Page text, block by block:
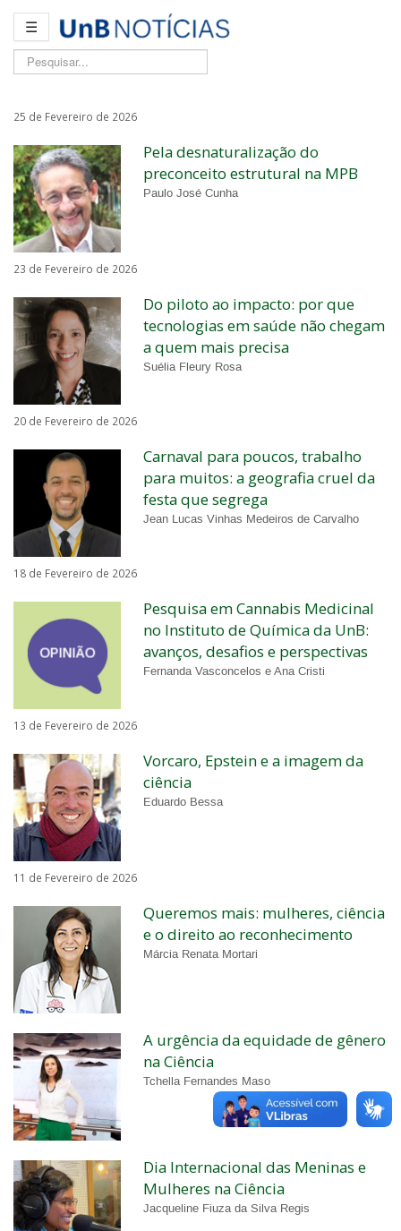
☰
Pesquisar...
25 de Fevereiro de 2026
Pela desnaturalização do
preconceito estrutural na MPB
Paulo José Cunha
23 de Fevereiro de 2026
Do piloto ao impacto: por que
tecnologias em saúde não chegam
a quem mais precisa
Suélia Fleury Rosa
20 de Fevereiro de 2026
Carnaval para poucos, trabalho
para muitos: a geografia cruel da
festa que segrega
Jean Lucas Vinhas Medeiros de Carvalho
18 de Fevereiro de 2026
Pesquisa em Cannabis Medicinal
no Instituto de Química da UnB:
avanços, desafios e perspectivas
Fernanda Vasconcelos e Ana Cristi
13 de Fevereiro de 2026
Vorcaro, Epstein e a imagem da
ciência
Eduardo Bessa
11 de Fevereiro de 2026
Queremos mais: mulheres, ciência
e o direito ao reconhecimento
Márcia Renata Mortari
A urgência da equidade de gênero
na Ciência
Tchella Fernandes Maso
Dia Internacional das Meninas e
Mulheres na Ciência
Jacqueline Fiuza da Silva Regis